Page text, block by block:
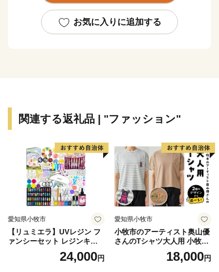
都市からほどよく離れた、ちょうどいい田舎を楽しも
お気に入りに追加する
関連する返礼品 | "ファッション"
愛知県小牧市
【リュミエラ】UVレジン フ
ァンシーセット レジンキッ
ト ハンドメイド レジンクラ
フト アクセサリーキット 手
24,000円
愛知県小牧市
小牧市のアーティスト奥山優
さんのTシャツ大人用 小牧市
18,000円